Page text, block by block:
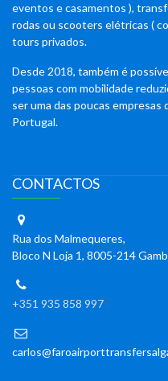
eventos e casamentos ),
rodas ou scooters elétricas (
tours privados.
Desde 2018, também é
pessoas com mobilidade
ser uma das poucas
Portugal.
CONTACTOS
Rua dos Malmequeres,
Bloco N Loja 1, 8005-214
+351 935 858 997